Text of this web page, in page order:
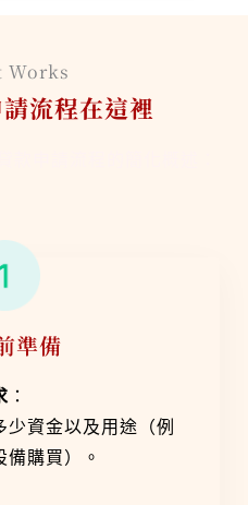
Works
流程在這裡
準備
：
少資金以及用途（例
購買）。